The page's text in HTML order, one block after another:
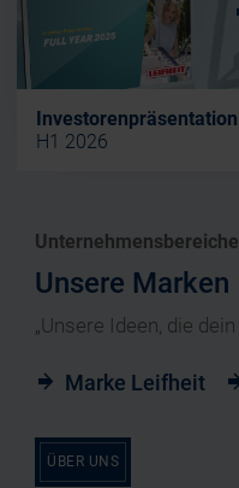
Investorenpräsentation
H1 2026
Unternehmensbereiche
Unsere Marken
„Unsere Ideen, die
Marke Leifheit
ÜBER UNS